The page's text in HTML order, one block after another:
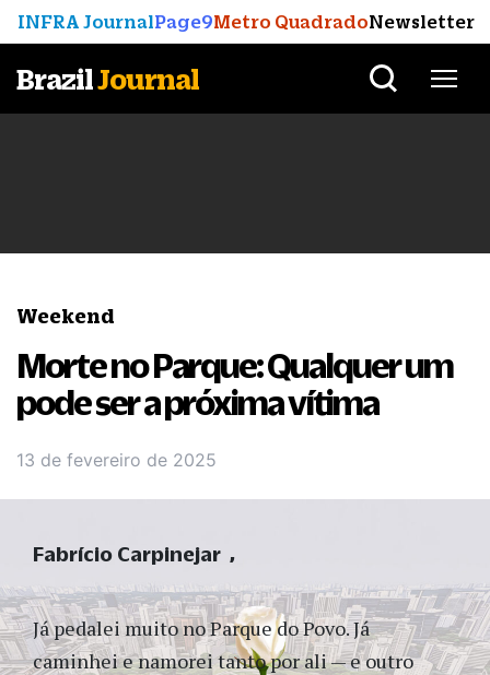
INFRA JournalPage9Metro QuadradoNewsletter
BrazilJournal
Weekend
Morte no Parque: Qualquer um
pode ser a próxima vítima
13 de fevereiro de 2025
Já pedalei muito no Parque do Povo. Já
caminhei e namorei tanto por ali — e outro
Fabrício Carpinejar